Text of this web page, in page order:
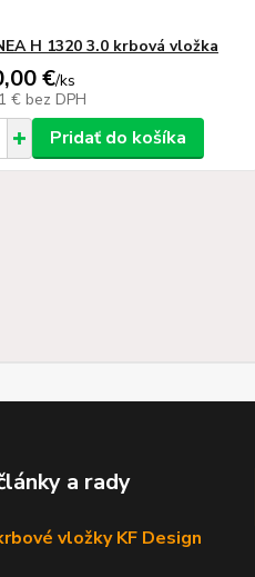
H 1320 3.0 krbová vložka
€/ks
€ bez DPH
Pridať do košíka
a rady
vložky KF Design